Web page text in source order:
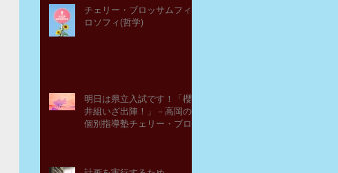
チェリー・ブロッサムフィ
ロソフィ(哲学)
明日は県立入試です！「櫻
井組いざ出陣！」－高岡の
個別指導塾チェリー・ブロ